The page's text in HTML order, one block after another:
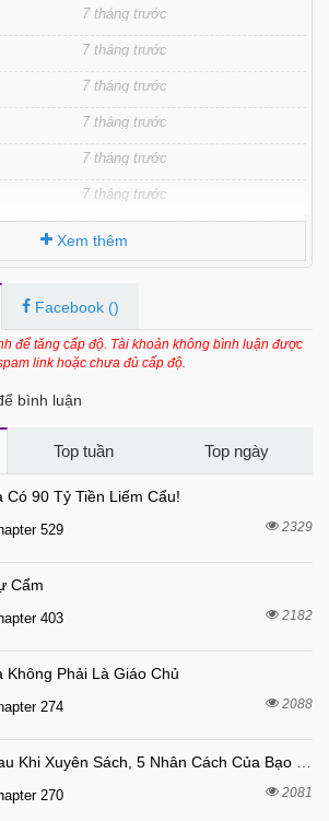
7 tháng trước
7 tháng trước
7 tháng trước
7 tháng trước
7 tháng trước
7 tháng trước
7 tháng trước
7 tháng trước
8 tháng trước
8 tháng trước
8 tháng trước
8 tháng trước
8 tháng trước
Xem thêm
Facebook ()
để tăng cấp độ. Tài khoản không bình luận được
link hoặc chưa đủ cấp độ.
bình luận
Top tuần Top ngày
Có 90 Tỷ Tiền Liếm Cẩu!
529 2329
Cẩm
403 2182
Không Phải Là Giáo Chủ
274 2088
270 2081